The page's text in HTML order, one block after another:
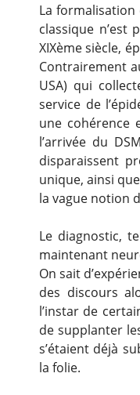
La
classique n’est
XIXème siècle,
Contrairement
USA) qui
service de
une cohérence
l’arrivée du
disparaissent
unique, ainsi
la vague notion
Le diagnostic,
maintenant
On sait
des discours
l’instar de
de supplanter
s’étaient déjà
la folie.